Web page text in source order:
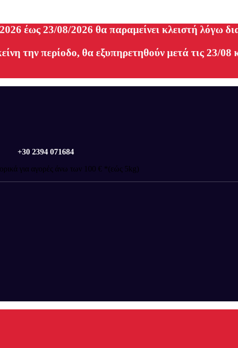
έως 23/08/2026 θα παραμείνει κλειστή λόγω
την περίοδο, θα εξυπηρετηθούν μετά τις 23/08
+30 2394 071684
για αγορές άνω των 100 € *(εώς 5kg)